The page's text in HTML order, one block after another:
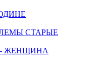
СТАРЫЕ
ЖЕНЩИНА